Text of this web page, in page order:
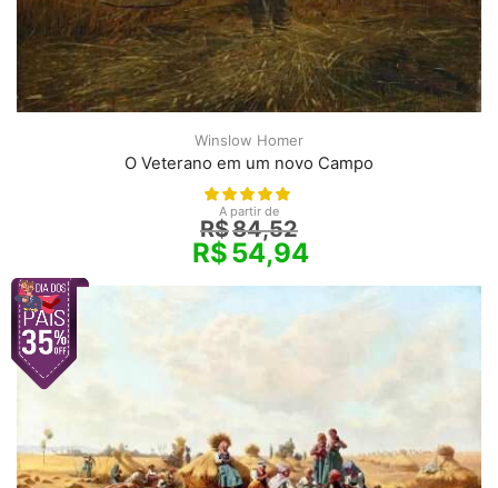
Winslow Homer
O Veterano em um novo Campo
A partir de
R$84,52
R$54,94